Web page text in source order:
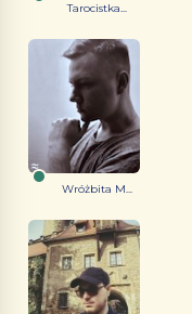
Tarocistka...
Wróżbita M...